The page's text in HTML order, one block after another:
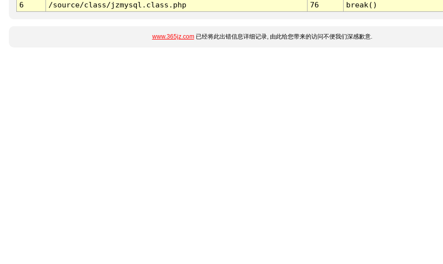
6
/source/class/jzmysql.class.php 76 break()
www.365jz.com已经将此出错信息详细记录, 由此给您带来的访问不便我们深感歉意.